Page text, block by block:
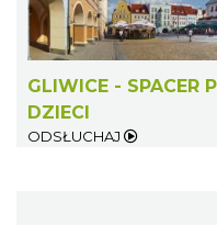
GLIWICE - SPACER
DZIECI
ODSŁUCHAJ